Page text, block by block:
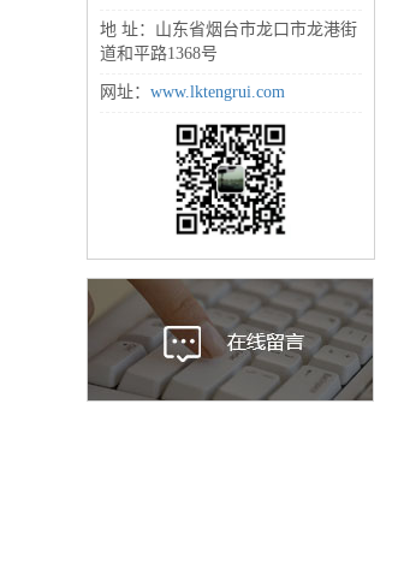
地 址：山东省烟台市龙口市龙港街
道和平路1368号
网址： www.lktengrui.com